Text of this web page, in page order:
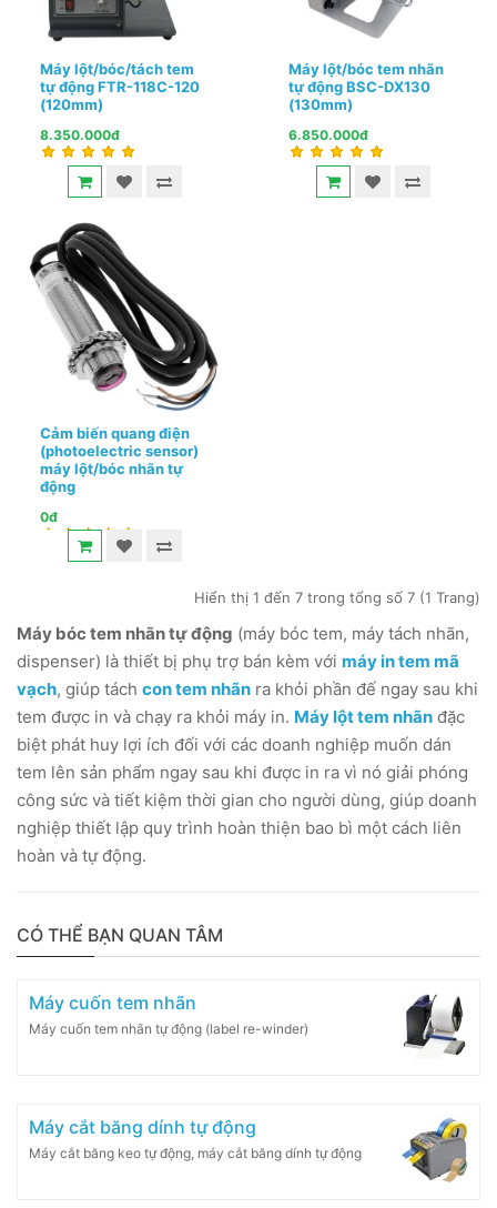
Máy lột/bóc/tách tem
tự động FTR-118C-120
(120mm)
8.350.000đ
Máy lột/bóc tem nhãn
tự động BSC-DX130
(130mm)
6.850.000đ
Cảm biến quang điện
(photoelectric sensor)
máy lột/bóc nhãn tự
động
0đ
Hiển thị 1 đến 7 trong tổng số 7 (1 Trang)
Máy bóc tem nhãn tự động (máy bóc tem, máy tách nhãn,
dispenser) là thiết bị phụ trợ bán kèm với máy in tem mã
vạch, giúp tách con tem nhãn ra khỏi phần đế ngay sau khi
tem được in và chạy ra khỏi máy in. Máy lột tem nhãn đặc
biệt phát huy lợi ích đối với các doanh nghiệp muốn dán
tem lên sản phẩm ngay sau khi được in ra vì nó giải phóng
công sức và tiết kiệm thời gian cho người dùng, giúp doanh
nghiệp thiết lập quy trình hoàn thiện bao bì một cách liên
hoàn và tự động.
CÓ THỂ BẠN QUAN TÂM
Máy cuốn tem nhãn
Máy cuốn tem nhãn tự động (label re-winder)
Máy cắt băng dính tự động
Máy cắt băng keo tự động, máy cắt băng dính tự động